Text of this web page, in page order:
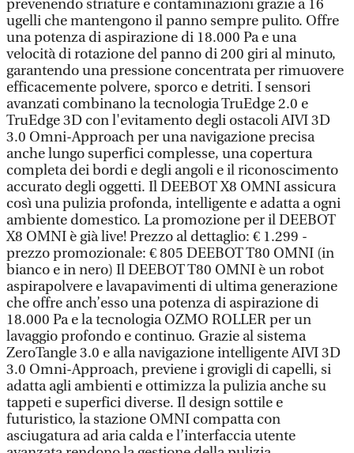
prevenendo striature e contaminazioni grazie a 16
ugelli che mantengono il panno sempre pulito. Offre
una potenza di aspirazione di 18.000 Pa e una
velocità di rotazione del panno di 200 giri al minuto,
garantendo una pressione concentrata per rimuovere
efficacemente polvere, sporco e detriti. I sensori
avanzati combinano la tecnologia TruEdge 2.0 e
TruEdge 3D con l'evitamento degli ostacoli AIVI 3D
3.0 Omni-Approach per una navigazione precisa
anche lungo superfici complesse, una copertura
completa dei bordi e degli angoli e il riconoscimento
accurato degli oggetti. Il DEEBOT X8 OMNI assicura
così una pulizia profonda, intelligente e adatta a ogni
ambiente domestico. La promozione per il DEEBOT
X8 OMNI è già live! Prezzo al dettaglio: € 1.299 -
prezzo promozionale: € 805 DEEBOT T80 OMNI (in
bianco e in nero) Il DEEBOT T80 OMNI è un robot
aspirapolvere e lavapavimenti di ultima generazione
che offre anch’esso una potenza di aspirazione di
18.000 Pa e la tecnologia OZMO ROLLER per un
lavaggio profondo e continuo. Grazie al sistema
ZeroTangle 3.0 e alla navigazione intelligente AIVI 3D
3.0 Omni-Approach, previene i grovigli di capelli, si
adatta agli ambienti e ottimizza la pulizia anche su
tappeti e superfici diverse. Il design sottile e
futuristico, la stazione OMNI compatta con
asciugatura ad aria calda e l’interfaccia utente